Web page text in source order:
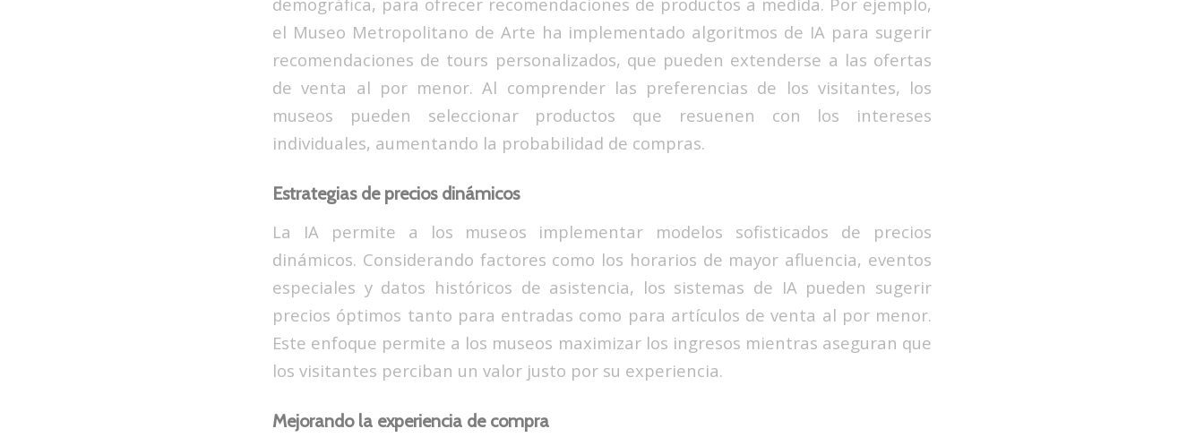
el Museo Metropolitano de Arte ha implementado algoritmos de IA para sugerir
recomendaciones de tours personalizados, que pueden extenderse a las ofertas
de venta al por menor. Al comprender las preferencias de los visitantes, los
museos pueden seleccionar productos que resuenen con los intereses
individuales, aumentando la probabilidad de compras.
Estrategias de precios dinámicos
La IA permite a los museos implementar modelos sofisticados de precios
dinámicos. Considerando factores como los horarios de mayor afluencia, eventos
especiales y datos históricos de asistencia, los sistemas de IA pueden sugerir
precios óptimos tanto para entradas como para artículos de venta al por menor.
Este enfoque permite a los museos maximizar los ingresos mientras aseguran que
los visitantes perciban un valor justo por su experiencia.
Mejorando la experiencia de compra